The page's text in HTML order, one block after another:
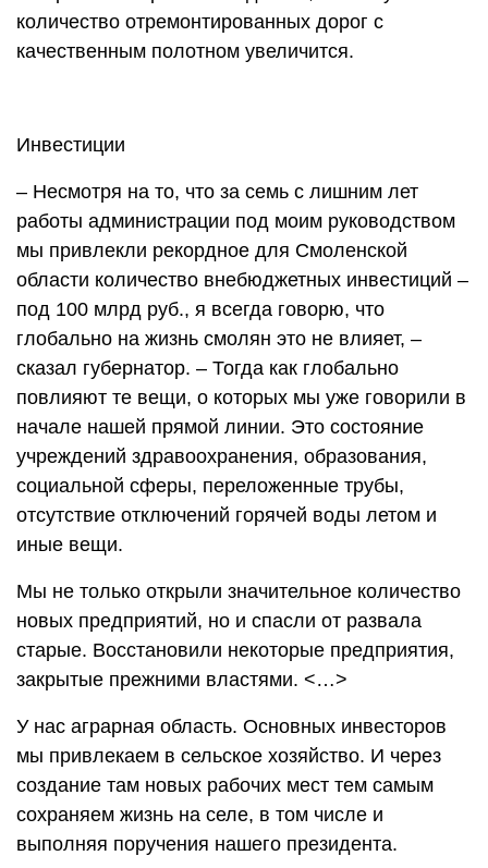
количество отремонтированных дорог с
качественным полотном увеличится.
Инвестиции
– Несмотря на то, что за семь с лишним лет
работы администрации под моим руководством
мы привлекли рекордное для Смоленской
области количество внебюджетных инвестиций –
под 100 млрд руб., я всегда говорю, что
глобально на жизнь смолян это не влияет, –
сказал губернатор. – Тогда как глобально
повлияют те вещи, о которых мы уже говорили в
начале нашей прямой линии. Это состояние
учреждений здравоохранения, образования,
социальной сферы, переложенные трубы,
отсутствие отключений горячей воды летом и
иные вещи.
Мы не только открыли значительное количество
новых предприятий, но и спасли от развала
старые. Восстановили некоторые предприятия,
закрытые прежними властями. <…>
У нас аграрная область. Основных инвесторов
мы привлекаем в сельское хозяйство. И через
создание там новых рабочих мест тем самым
сохраняем жизнь на селе, в том числе и
выполняя поручения нашего президента.